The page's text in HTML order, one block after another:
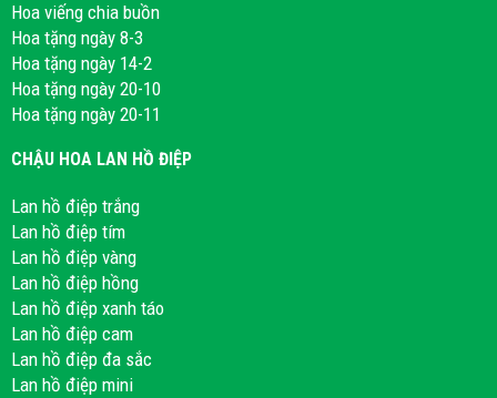
Hoa viếng chia buồn
Hoa tặng ngày 8-3
Hoa tặng ngày 14-2
Hoa tặng ngày 20-10
Hoa tặng ngày 20-11
CHẬU HOA LAN HỒ ĐIỆP
Lan hồ điệp trắng
Lan hồ điệp tím
Lan hồ điệp vàng
Lan hồ điệp hồng
Lan hồ điệp xanh táo
Lan hồ điệp cam
Lan hồ điệp đa sắc
Lan hồ điệp mini